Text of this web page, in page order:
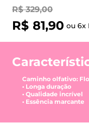
R$ 329,00
R$ 81,90 ou 6x
Caminho olfativo:
• Longa duração
• Qualidade incrível
• Essência marcante